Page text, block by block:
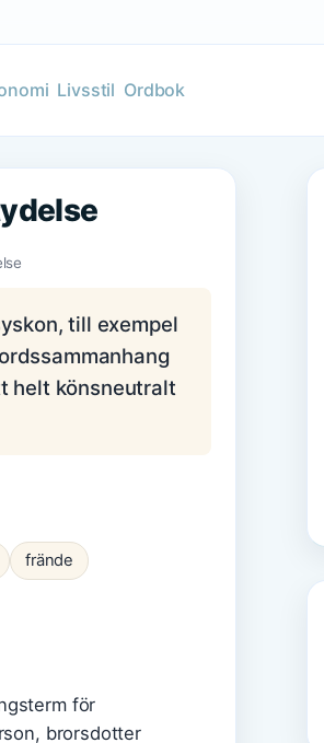
Livsstil Ordbok
till exempel
helt könsneutralt
frände
för
brorsdotter